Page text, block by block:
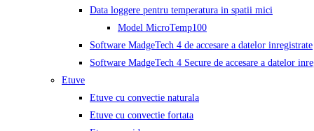
Data loggere pentru temperatura in spatii mici
Model MicroTemp100
Software MadgeTech 4 de accesare a datelor inregistrate
Software MadgeTech 4 Secure de accesare a datelor
Etuve
Etuve cu convectie naturala
Etuve cu convectie fortata